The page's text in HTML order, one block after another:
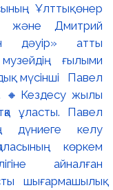
Ұлттық өнер
және Дмитрий
дәуір» атты
ғылыми
мүсінші Павел
🔸Кездесу жылы
ұласты. Павел
дүниеге келу
көркем
айналған
шығармашылық